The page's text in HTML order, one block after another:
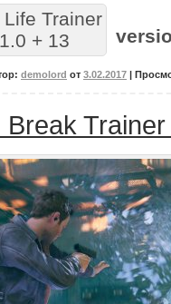
demolord от 3.02.2017 |
Break